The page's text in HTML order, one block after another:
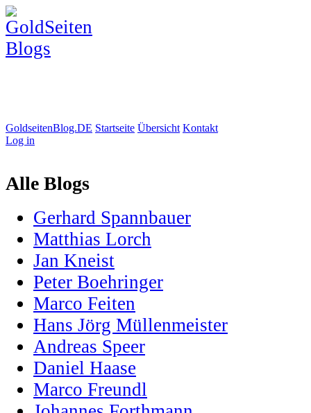
GoldseitenBlog.DE Startseite Übersicht Kontakt
Log in
Alle Blogs
Gerhard Spannbauer
Matthias Lorch
Jan Kneist
Peter Boehringer
Marco Feiten
Hans Jörg Müllenmeister
Andreas Speer
Daniel Haase
Marco Freundl